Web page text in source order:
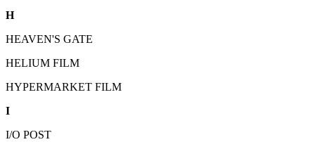
H
HEAVEN'S GATE
HELIUM FILM
HYPERMARKET FILM
I
I/O POST